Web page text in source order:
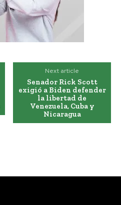
Next article
Senador Rick Scott
exigió a Biden defender
la libertad de
Venezuela, Cuba y
Nicaragua